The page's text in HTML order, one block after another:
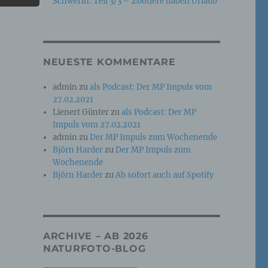
NEUESTE KOMMENTARE
admin zuals Podcast: Der MP Impuls vom
27.02.2021
Lienert Günterzuals Podcast: Der MP
Impuls vom 27.02.2021
admin zuDer MP Impuls zum Wochenende
Björn HarderzuDer MP Impuls zum
Wochenende
Björn HarderzuAb sofort auch auf Spotify
ARCHIVE – AB 2026
NATURFOTO-BLOG